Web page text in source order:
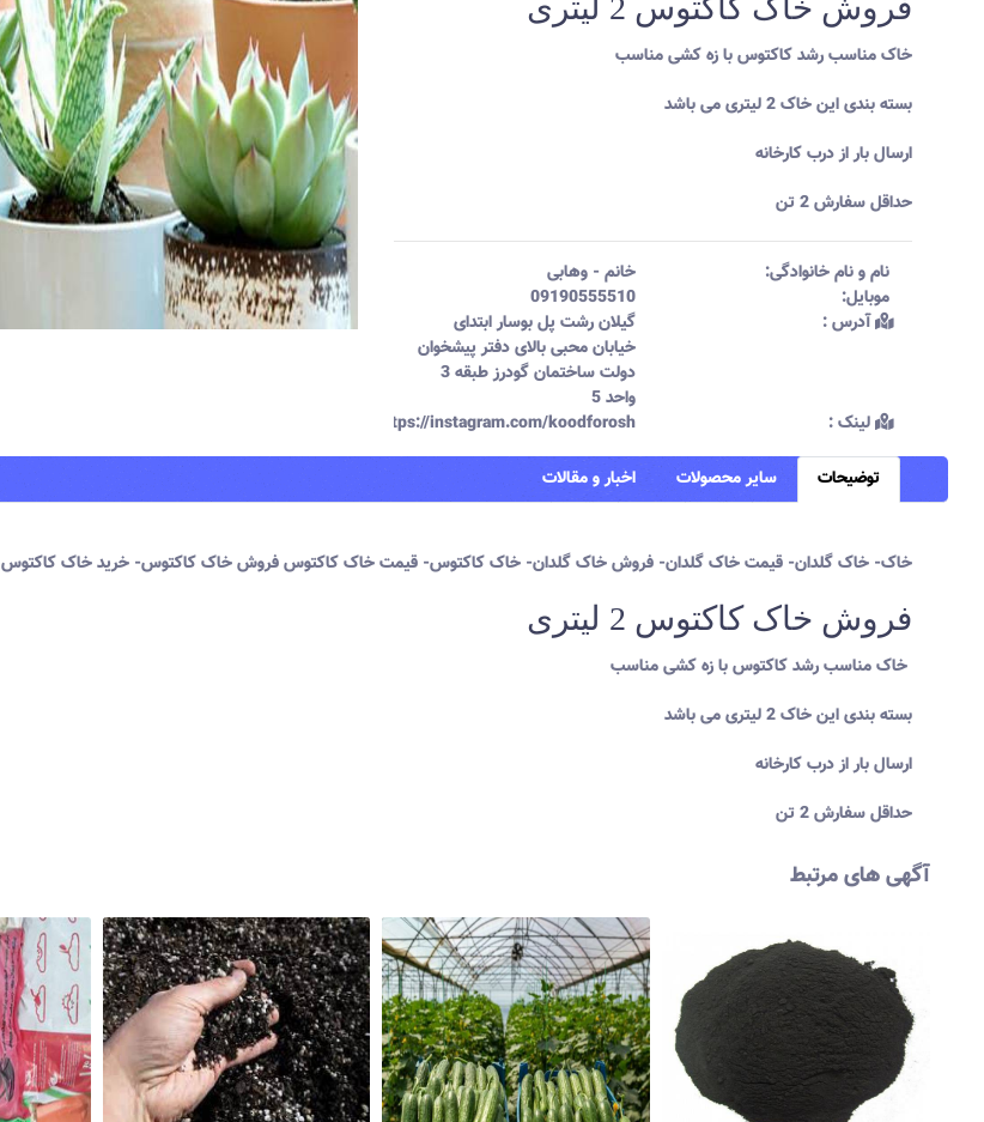
فروش خاک کاکتوس 2 لیتری
خاک مناسب رشد کاکتوس با زه کشی مناسب
بسته بندی این خاک 2 لیتری می باشد
ارسال بار از درب کارخانه
حداقل سفارش 2 تن
نام و نام خانوادگی:‌ خانم - وهابی
موبایل:‌
09190555510
آدرس :‌
گیلان رشت پل بوسار ابتدای
خیابان محبی بالای دفتر پیشخوان
دولت ساختمان گودرز طبقه 3
واحد 5
لینک :‌
https://instagram.com/koodforosh
توضیحات سایر محصولات اخبار و مقالات
خاک- خاک گلدان- قیمت خاک گلدان- فروش خاک گلدان- خاک کاکتوس- قیمت خاک کاکتوس فروش خاک کاکتوس- خرید خاک کاکتوس
فروش خاک کاکتوس 2 لیتری
بسته بندی این خاک 2 لیتری می باشد
ارسال بار از درب کارخانه
حداقل سفارش 2 تن
آگهی های مرتبط